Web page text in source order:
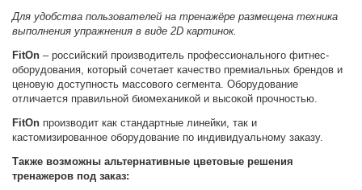
Для удобства пользователей на тренажёре размещена техника
выполнения упражнения в виде 2D картинок.
FitOn – российский производитель профессионального фитнес-
оборудования, который сочетает качество премиальных брендов и
ценовую доступность массового сегмента. Оборудование
отличается правильной биомеханикой и высокой прочностью.
FitOn производит как стандартные линейки, так и
кастомизированное оборудование по индивидуальному заказу.
Также возможны альтернативные цветовые решения
тренажеров под заказ: